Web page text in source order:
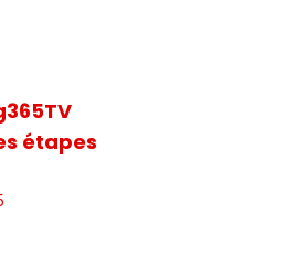
étapes